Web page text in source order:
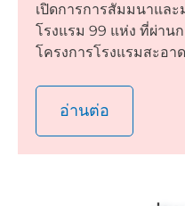
เปิดการการสัมมนาแล
โรงแรม 99 แห่ง ที่ผ่าน
โครงการโรงแรมสะอา
อ่านต่อ